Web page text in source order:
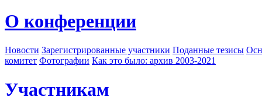
О конференции
Новости Зарегистрированные участники Поданные тезисы
комитет Фотографии Как это было: архив 2003-2021
Участникам